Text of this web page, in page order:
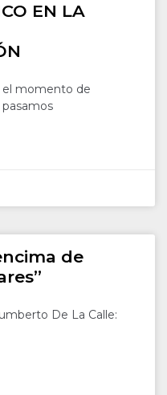
EN LA
el momento de
de
De La Calle: